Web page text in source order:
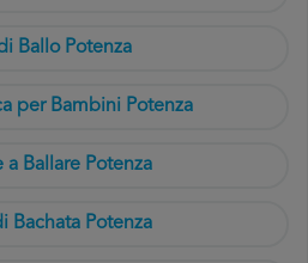
Ballo Potenza
per Bambini Potenza
a Ballare Potenza
Bachata Potenza